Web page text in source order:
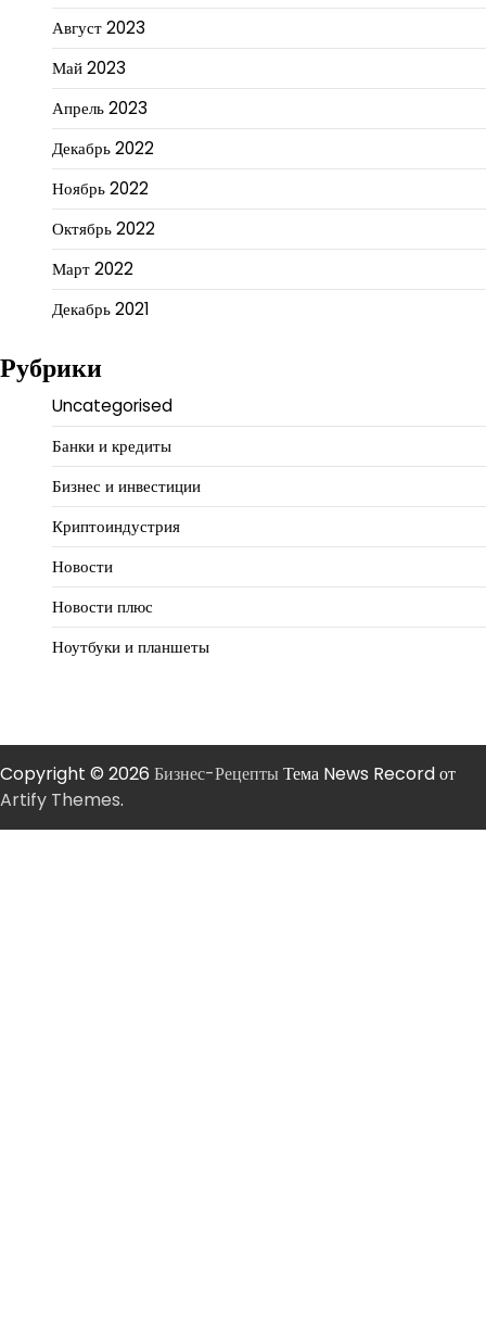
Август 2023
Май 2023
Апрель 2023
Декабрь 2022
Ноябрь 2022
Октябрь 2022
Март 2022
Декабрь 2021
Рубрики
Uncategorised
Банки и кредиты
Бизнес и инвестиции
Криптоиндустрия
Новости
Новости плюс
Ноутбуки и планшеты
Copyright © 2026 Бизнес-РецептыТема News Record от
Artify Themes.